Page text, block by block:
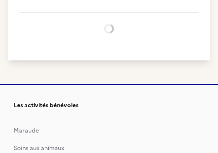
Chargement...
Les activités bénévoles
Maraude
Soins aux animaux